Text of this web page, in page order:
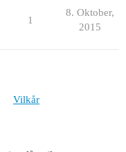
1
8. Oktober,
2015
Vilkår